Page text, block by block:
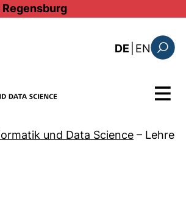
Direkt zum Inhalt
DE EN: the
Menü
und Data Science – Lehre